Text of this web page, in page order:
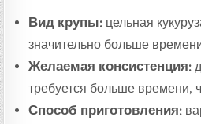
Вид крупы: цельная
значительно больше
Желаемая консистенция:
требуется больше времени,
Способ приготовления: